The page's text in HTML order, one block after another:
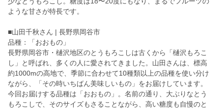
ような甘さが特長です。
■山田千秋さん | 長野県岡谷市
品種：「おおもの」
長野県岡谷市・樋沢地区のとうもろこしは古くから「樋沢もろこ
し」と呼ばれ、多くの人に愛されてきました。山田さんは、標高
約1000mの高地で、季節に合わせて10種類以上の品種を使い分け
ながら、「その時いちばん美味しいもの」をお届けしています。
今回お届けする品種は「おおもの」。名前の通り、大ぶりなとう
もろこしで、そのサイズもさることながら、高い糖度も自慢のと